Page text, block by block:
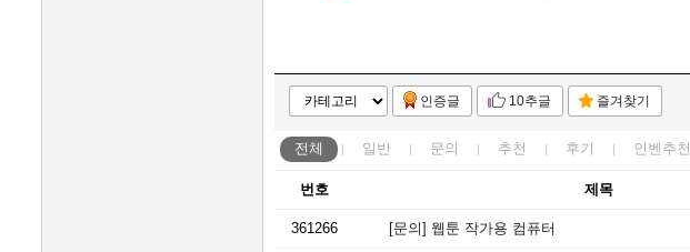
인증글 10추글 즐겨찾기
전체 일반 문의 추천 후기 인벤추천
번호 제목
361266 [문의] 웹툰 작가용 컴퓨터